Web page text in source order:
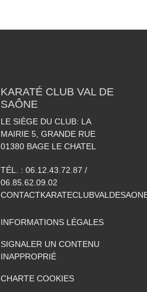
KARATÉ CLUB VAL DE
SAÔNE
LE SIÈGE DU CLUB: LA
MAIRIE 5, GRANDE RUE
01380 BAGE LE CHATEL
TÉL. : 06.12.43.72.87 /
06.85.62.09.02
INFORMATIONS LÉGALES
SIGNALER UN CONTENU
INAPPROPRIÉ
CHARTE COOKIES